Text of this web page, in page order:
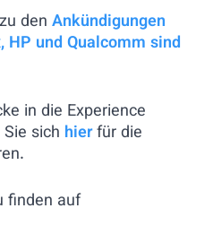
den Ankündigungen
und Qualcomm sind
in die Experience
sich hierfür die
finden auf